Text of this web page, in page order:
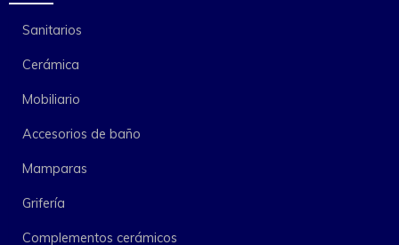
Sanitarios
Cerámica
Mobiliario
Accesorios de baño
Mamparas
Grifería
Complementos cerámicos